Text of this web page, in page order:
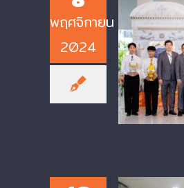
พฤศจิกายน
2024
at